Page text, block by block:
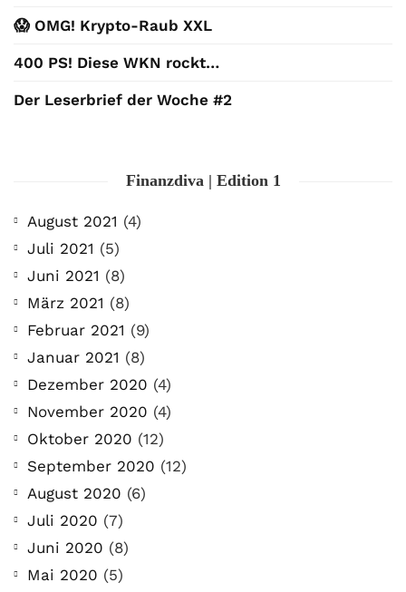
😱 OMG! Krypto-Raub XXL
400 PS! Diese WKN rockt…
Der Leserbrief der Woche #2
Finanzdiva | Edition 1
August 2021 (4)
Juli 2021 (5)
Juni 2021 (8)
März 2021 (8)
Februar 2021 (9)
Januar 2021 (8)
Dezember 2020 (4)
November 2020 (4)
Oktober 2020 (12)
September 2020 (12)
August 2020 (6)
Juli 2020 (7)
Juni 2020 (8)
Mai 2020 (5)